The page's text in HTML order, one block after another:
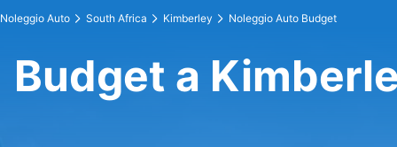
Noleggio Auto South Africa Kimberley Noleggio Auto Budget
Budget a